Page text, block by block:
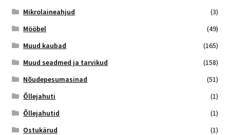
Mikrolaineahjud
(3)
Mööbel
(49)
Muud kaubad
(165)
Muud seadmed ja tarvikud
(158)
Nõudepesumasinad
(51)
Õllejahuti
(1)
Õllejahutid
(1)
Ostukärud
(1)